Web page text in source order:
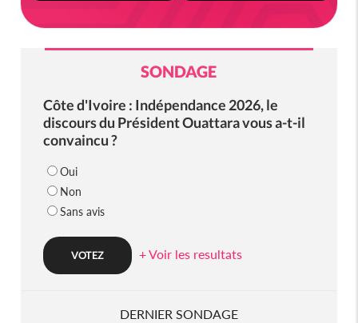
SONDAGE
Côte d'Ivoire : Indépendance 2026, le
discours du Président Ouattara vous a-t-il
convaincu ?
Oui
Non
Sans avis
+ Voir les resultats
DERNIER SONDAGE